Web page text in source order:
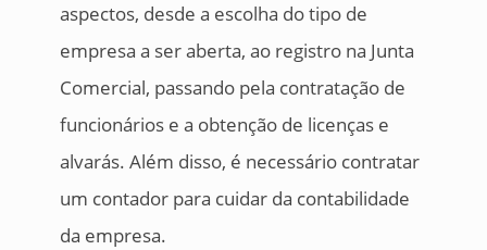
aspectos, desde a escolha do tipo de
empresa a ser aberta, ao registro na Junta
Comercial, passando pela contratação de
funcionários e a obtenção de licenças e
alvarás. Além disso, é necessário contratar
um contador para cuidar da contabilidade
da empresa.